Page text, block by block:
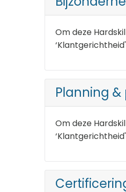
Om deze
Planning &
Om deze